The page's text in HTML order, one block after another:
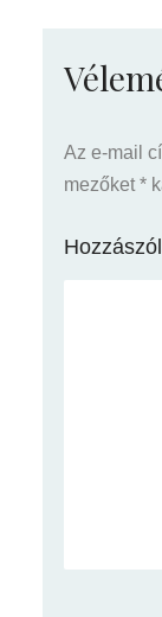
Az e-mail
mezőket *